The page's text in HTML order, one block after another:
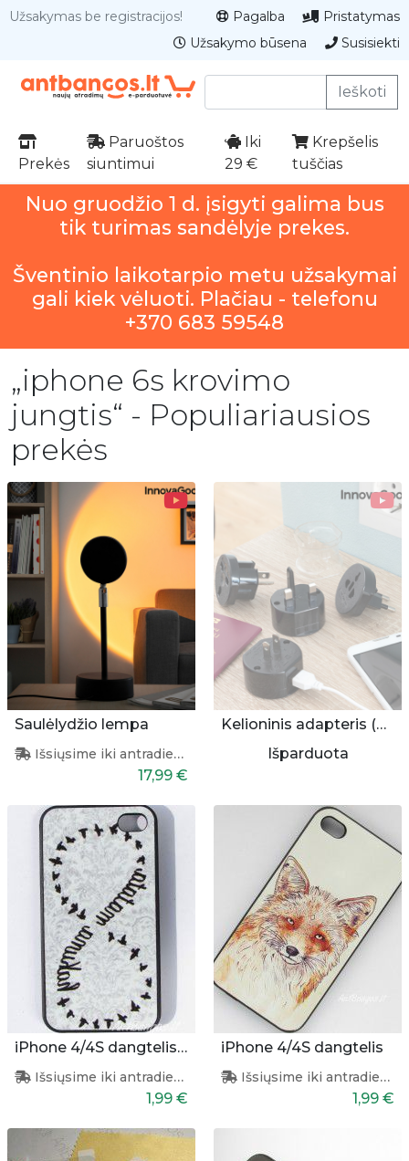
Užsakymas be registracijos! Pagalba
Pristatymas
Užsakymo būsena
Susisiekti
Ieškoti
Prekės
Paruoštos
siuntimui
Iki
29 €
Krepšelis
tuščias
Nuo gruodžio 1 d. įsigyti galima bus
tik turimas sandėlyje prekes.
Šventinio laikotarpio metu užsakymai
gali kiek vėluoti. Plačiau - telefonu
+370 683 59548
„iphone 6s krovimo
jungtis“ - Populiariausios
prekės
Saulėlydžio lempa
Išsiųsime iki antradienio
17,99 €
Kelioninis adapteris (universalus)
Išparduota
iPhone 4/4S dangtelis "Hakuna Matata"
Išsiųsime iki antradienio
1,99 €
iPhone 4/4S dangtelis
Išsiųsime iki antradienio
1,99 €